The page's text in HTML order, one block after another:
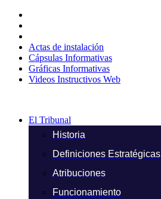
contenido
Actas de instalación
Cápsulas Informativas
Gráficas Informativas
Videos Instructivos Web
El Tribunal
Historia
Definiciones Estratégicas
Atribuciones
Funcionamiento